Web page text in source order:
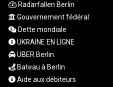
PGK 5.092273
PHP 70.184643
PKR
319.904254
PLN 4.298497
PYG
6851.557409
QAR 4.212107
Radarfallen Berlin
Gouvernement fédéral
Dette mondiale
UKRAINE EN LIGNE
UBER Berlin
Bateau à Berlin
Aide aux débiteurs